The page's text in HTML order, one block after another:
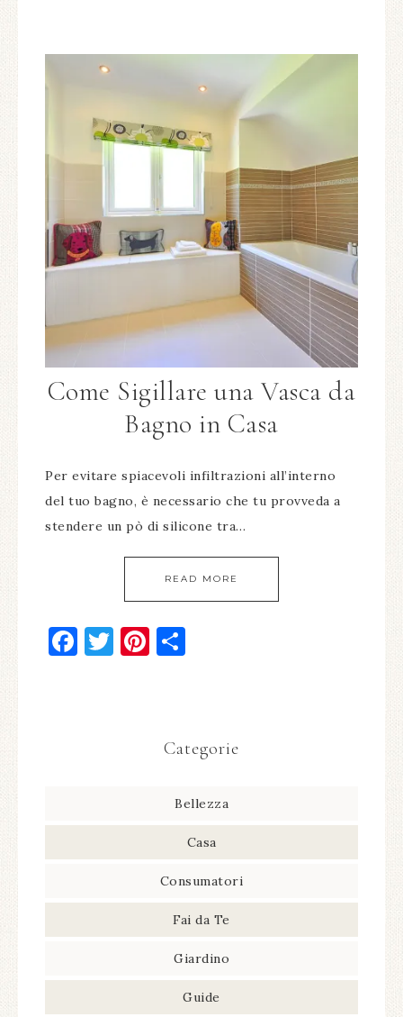
Come Sigillare una Vasca da
Bagno in Casa
Per evitare spiacevoli infiltrazioni all’interno
del tuo bagno, è necessario che tu provveda a
stendere un pò di silicone tra…
READ MORE
Facebook
Twitter
Pinterest
Categorie
Bellezza
Casa
Consumatori
Fai da Te
Giardino
Guide